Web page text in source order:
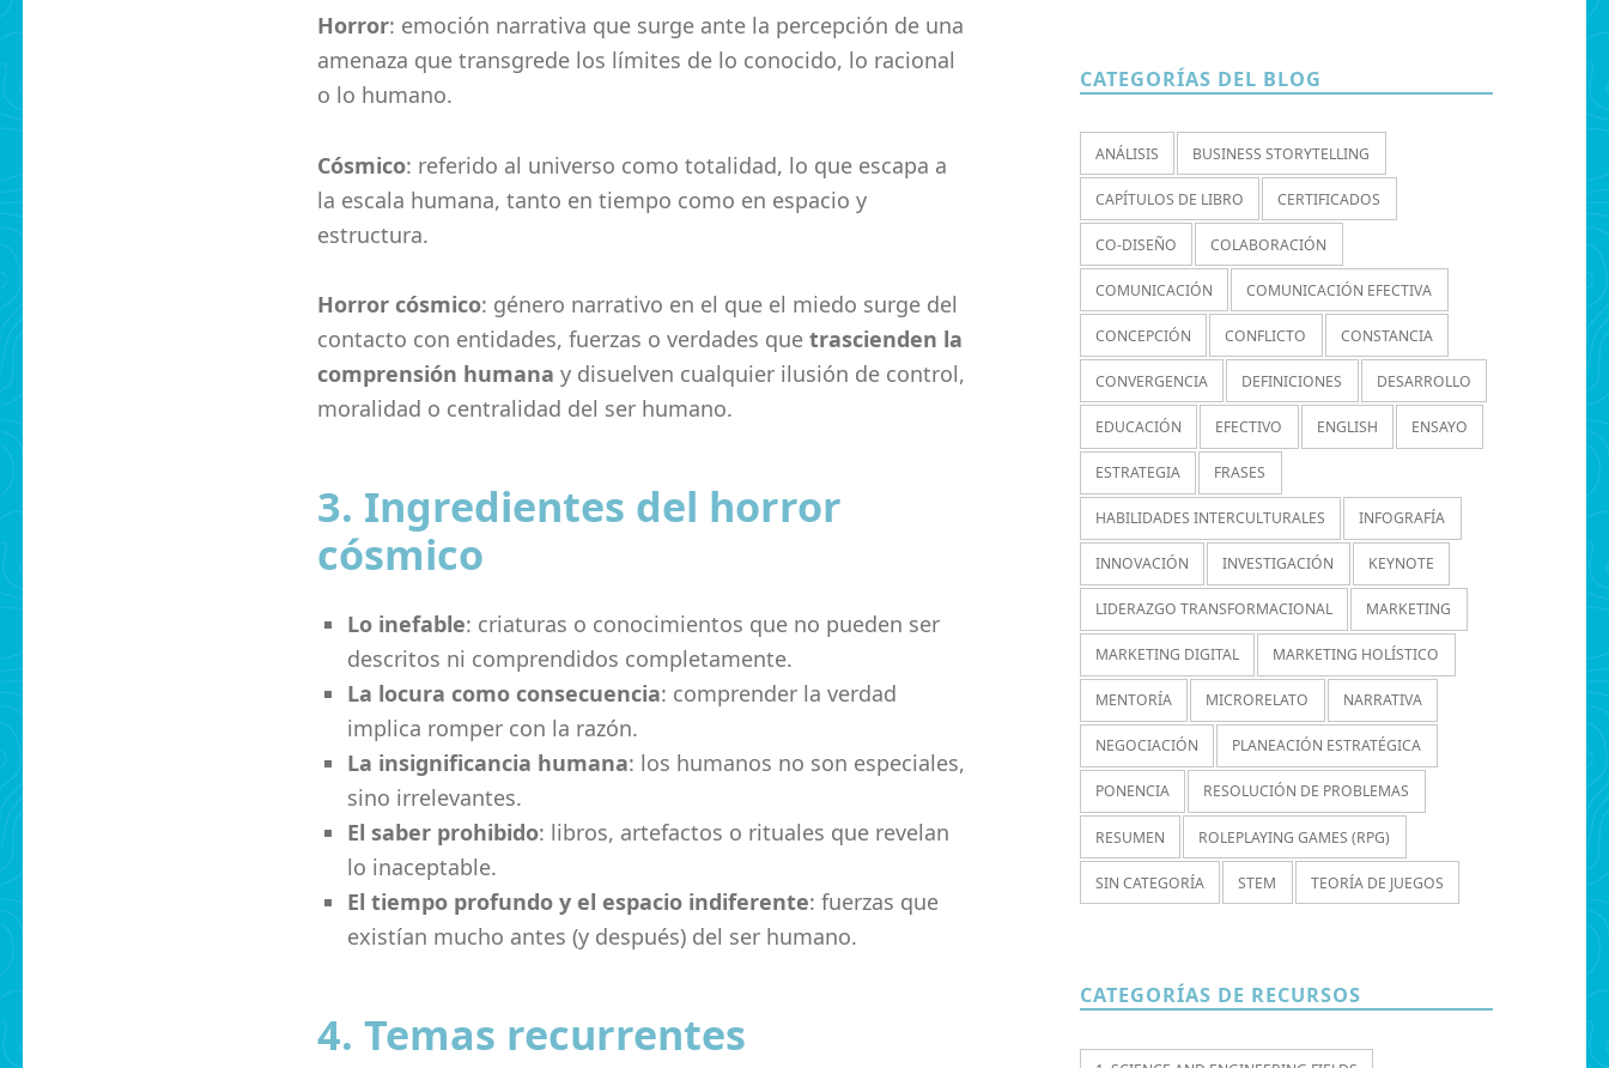
Horror: emoción narrativa que surge ante la percepción de una
amenaza que transgrede los límites de lo conocido, lo racional
o lo humano.
Cósmico: referido al universo como totalidad, lo que escapa a
la escala humana, tanto en tiempo como en espacio y
estructura.
Horror cósmico: género narrativo en el que el miedo surge del
contacto con entidades, fuerzas o verdades quetrascienden la
comprensión humana y disuelven cualquier ilusión de control,
moralidad o centralidad del ser humano.
3. Ingredientes del horror
cósmico
Lo inefable: criaturas o conocimientos que no pueden ser
descritos ni comprendidos completamente.
La locura como consecuencia: comprender la verdad
implica romper con la razón.
La insignificancia humana: los humanos no son especiales,
sino irrelevantes.
El saber prohibido: libros, artefactos o rituales que revelan
lo inaceptable.
El tiempo profundo y el espacio indiferente: fuerzas que
existían mucho antes (y después) del ser humano.
4. Temas recurrentes
CATEGORÍAS DEL BLOG
ANÁLISIS BUSINESS STORYTELLING
CAPÍTULOS DE LIBRO CERTIFICADOS
CO-DISEÑO COLABORACIÓN
COMUNICACIÓN COMUNICACIÓN EFECTIVA
CONCEPCIÓN CONFLICTO CONSTANCIA
CONVERGENCIA DEFINICIONES DESARROLLO
EDUCACIÓN EFECTIVO ENGLISH ENSAYO
ESTRATEGIA FRASES
HABILIDADES INTERCULTURALES INFOGRAFÍA
INNOVACIÓN INVESTIGACIÓN KEYNOTE
LIDERAZGO TRANSFORMACIONAL MARKETING
MARKETING DIGITAL MARKETING HOLÍSTICO
MENTORÍA MICRORELATO NARRATIVA
NEGOCIACIÓN PLANEACIÓN ESTRATÉGICA
PONENCIA RESOLUCIÓN DE PROBLEMAS
RESUMEN ROLEPLAYING GAMES (RPG)
SIN CATEGORÍA STEM TEORÍA DE JUEGOS
CATEGORÍAS DE RECURSOS